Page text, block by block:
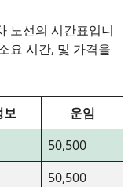
노선의 시간표입니
요 시간, 및 가격을
보
운임
50,500
50,500